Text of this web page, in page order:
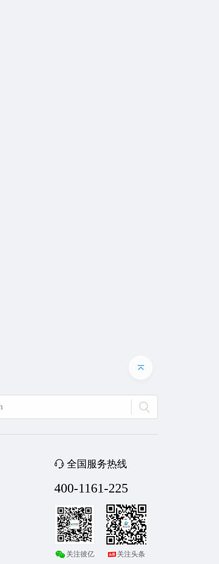
全国服务热线
400-1161-225
关注彼亿 关注头条